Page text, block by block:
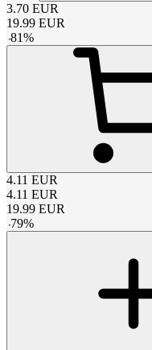
3.70 EUR
19.99 EUR
-81%
4.11 EUR
4.11 EUR
19.99 EUR
-79%